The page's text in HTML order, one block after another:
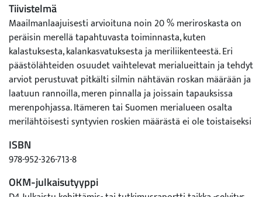
Tiivistelmä
Maailmanlaajuisesti arvioituna noin 20 % meriroskasta on
peräisin merellä tapahtuvasta toiminnasta, kuten
kalastuksesta, kalankasvatuksesta ja meriliikenteestä. Eri
päästölähteiden osuudet vaihtelevat merialueittain ja tehdyt
arviot perustuvat pitkälti silmin nähtävän roskan määrään ja
laatuun rannoilla, meren pinnalla ja joissain tapauksissa
merenpohjassa. Itämeren tai Suomen merialueen osalta
merilähtöisesti syntyvien roskien määrästä ei ole toistaiseksi
suomalaisesta merellä tapahtuvasta kalastuksesta ja
kalankasvatuksesta välittömästi mereen aiheutuvan
muoviroskaantumisen määriä suuruusluokkatasolla. Arviot
perustuvat välillisistä tiedoista johdettuihin laskentoihin
ISBN
978-952-326-713-8
OKM-julkaisutyyppi